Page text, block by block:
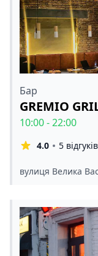
Бар
GREMIO
10:00 - 22:00
4.0 5 відгуків
вулиця Велика